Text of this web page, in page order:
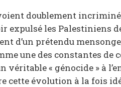
doublement
expulsé les Palestiniens
d’un prétendu
une des constantes de
véritable « génocide » à
cette évolution à la fois